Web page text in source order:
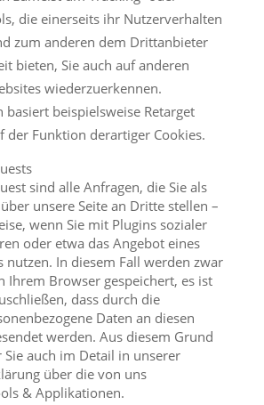
die einerseits ihr Nutzerverhalten
zum anderen dem Drittanbieter
bieten, Sie auch auf anderen
wiederzuerkennen.
basiert beispielsweise Retarget
der Funktion derartiger Cookies.
sind alle Anfragen, die Sie als
unsere Seite an Dritte stellen –
wenn Sie mit Plugins sozialer
oder etwa das Angebot eines
nutzen. In diesem Fall werden zwar
Ihrem Browser gespeichert, es ist
dass durch die
Daten an diesen
werden. Aus diesem Grund
auch im Detail in unserer
über die von uns
& Applikationen.